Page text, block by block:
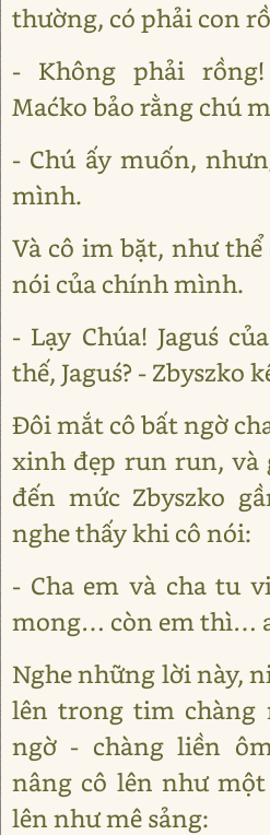
thường, có phải con
- Không phải
Maćko bảo rằng chú
- Chú ấy muốn,
mình.
Và cô im bặt, như
nói của chính mình.
- Lạy Chúa! Jaguś
thế, Jaguś? - Zbyszko
Đôi mắt cô bất ngờ
xinh đẹp run run, và
đến mức Zbyszko
nghe thấy khi cô nói:
- Cha em và cha tu
mong… còn em thì…
Nghe những lời này,
lên trong tim chàng
ngờ - chàng liền
nâng cô lên như
lên như mê sảng: